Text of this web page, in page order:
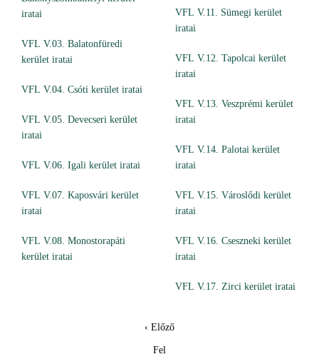
iratai
VFL V.03. Balatonfüredi
kerület iratai
VFL V.04. Csóti kerület iratai
VFL V.05. Devecseri kerület
iratai
VFL V.06. Igali kerület iratai
VFL V.07. Kaposvári kerület
iratai
VFL V.08. Monostorapáti
kerület iratai
VFL V.11. Sümegi kerület
iratai
VFL V.12. Tapolcai kerület
iratai
VFL V.13. Veszprémi kerület
iratai
VFL V.14. Palotai kerület
iratai
VFL V.15. Városlődi kerület
iratai
VFL V.16. Cseszneki kerület
iratai
VFL V.17. Zirci kerület iratai
‹ Előző
Fel